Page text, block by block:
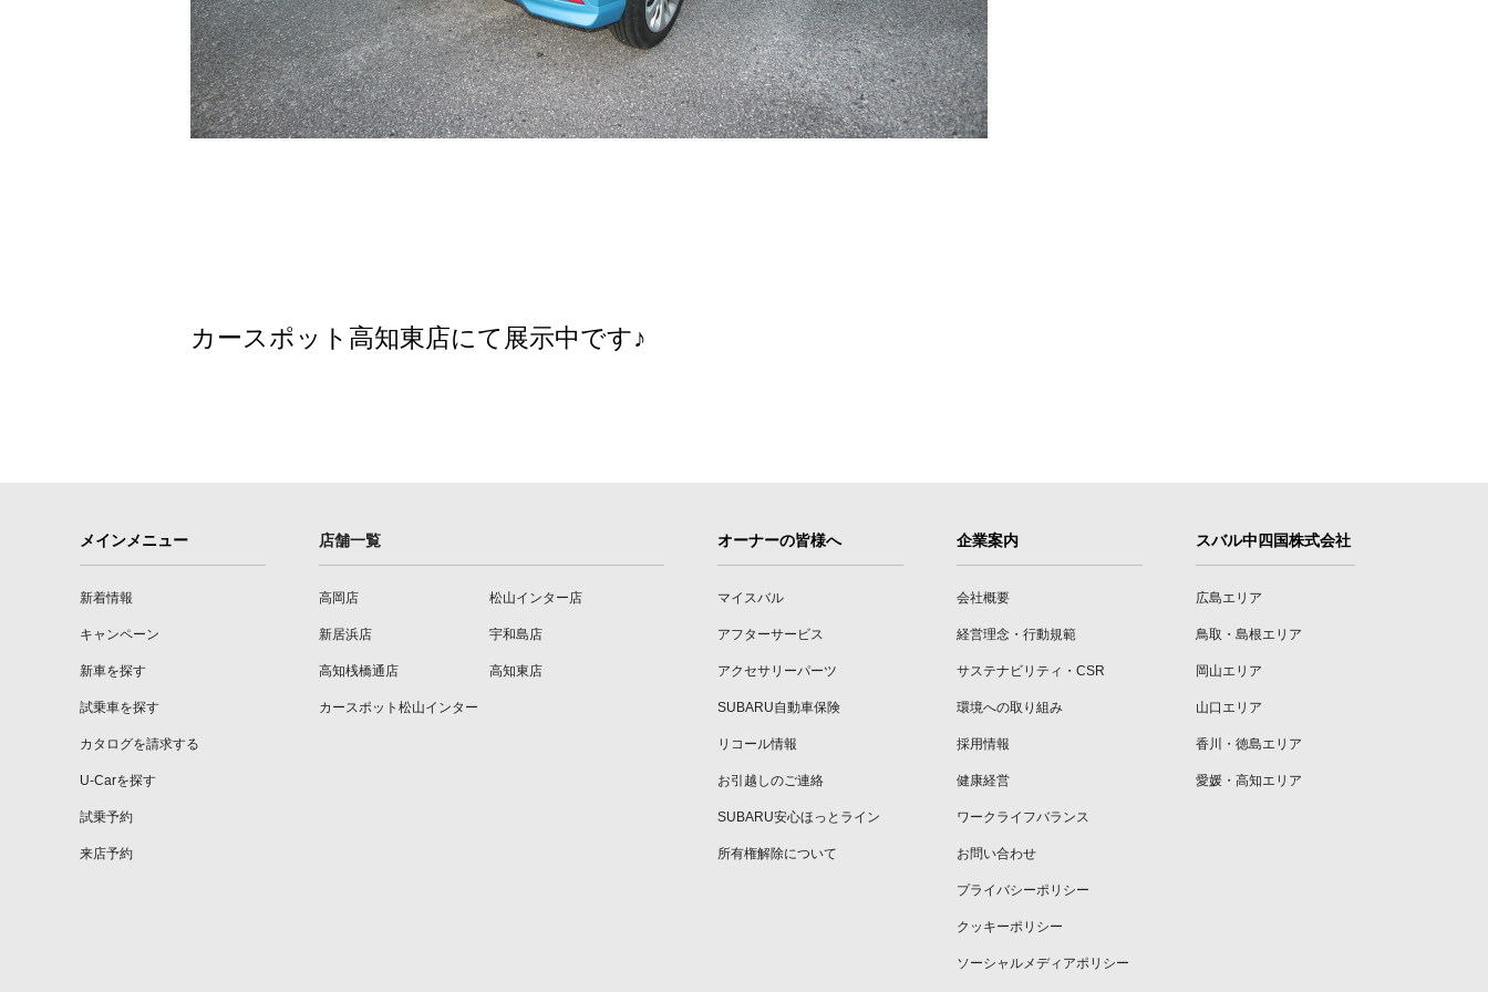
カースポット高知東店にて展示中です♪
メインメニュー
新着情報
キャンペーン
新車を探す
試乗車を探す
カタログを請求する
U-Carを探す
試乗予約
来店予約
店舗一覧
高岡店 松山インター店
新居浜店 宇和島店
高知桟橋通店 高知東店
カースポット松山インター
オーナーの皆様へ
マイスバル
アフターサービス
アクセサリーパーツ
SUBARU自動車保険
リコール情報
お引越しのご連絡
SUBARU安心ほっとライン
所有権解除について
企業案内
会社概要
経営理念・行動規範
サステナビリティ・CSR
環境への取り組み
採用情報
健康経営
ワークライフバランス
お問い合わせ
プライバシーポリシー
クッキーポリシー
ソーシャルメディアポリシー
スバル中四国株式会社
広島エリア
鳥取・島根エリア
岡山エリア
山口エリア
香川・徳島エリア
愛媛・高知エリア